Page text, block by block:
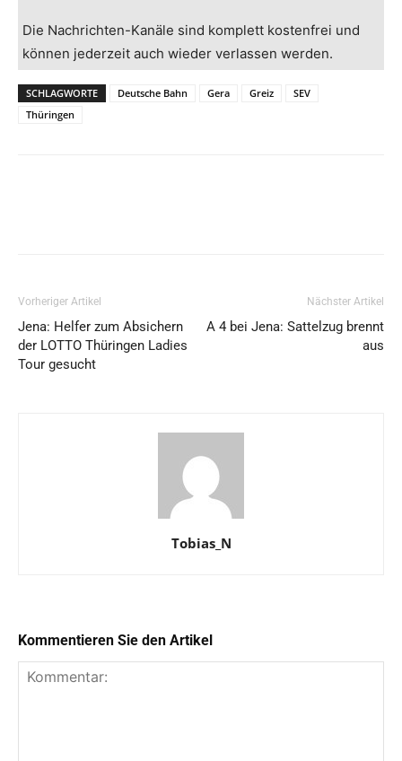
Die Nachrichten-Kanäle sind komplett kostenfrei und
können jederzeit auch wieder verlassen werden.
SCHLAGWORTE Deutsche Bahn Gera Greiz
SEV
Thüringen
Vorheriger Artikel
Jena: Helfer zum Absichern
der LOTTO Thüringen Ladies
Tour gesucht
Nächster Artikel
A 4 bei Jena: Sattelzug brennt
aus
Tobias_N
Kommentieren Sie den Artikel